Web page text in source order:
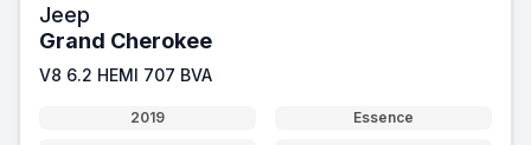
Jeep
Grand Cherokee
V8 6.2 HEMI 707 BVA
2019
Essence